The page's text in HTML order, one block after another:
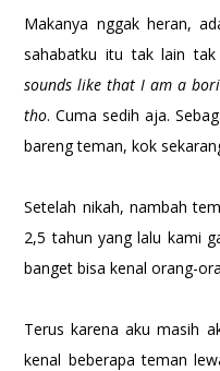
Makanya nggak heran,
sahabatku itu tak lain tak
sounds like that I am a
tho. Cuma sedih aja.
bareng teman, kok
Setelah nikah, nambah
2,5 tahun yang lalu kami
banget bisa kenal orang-
Terus karena aku masih
kenal beberapa teman